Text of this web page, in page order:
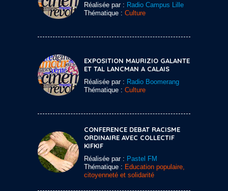
Réalisée par : Radio Campus Lille
Thématique : Culture
EXPOSITION MAURIZIO GALANTE
ET TAL LANCMAN A CALAIS
Réalisée par : Radio Boomerang
Thématique : Culture
CONFERENCE DEBAT RACISME
ORDINAIRE AVEC COLLECTIF
KIFKIF
Réalisée par : Pastel FM
Thématique : Education populaire,
citoyenneté et solidarité